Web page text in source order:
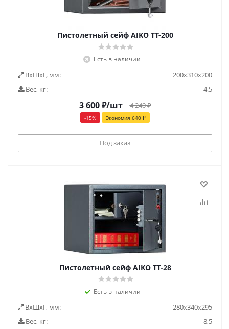
Пистолетный сейф AIKO ТТ-200
Есть в наличии
ВxШxГ, мм:
200х310х200
Вес, кг:
4.5
3 600₽/шт 4 240₽
-15% Экономия 640 ₽
Под заказ
Пистолетный сейф AIKO ТТ-28
Есть в наличии
ВxШxГ, мм:
280х340х295
Вес, кг:
8,5